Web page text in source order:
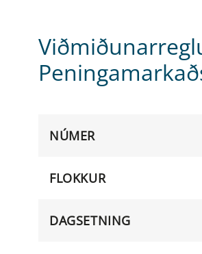
NÚMER
FLOKKUR
DAGSETNING